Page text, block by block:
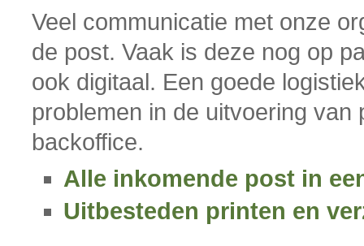
Veel communicatie met onze
de post. Vaak is deze nog op
ook digitaal. Een goede
problemen in de uitvoering van
backoffice.
Alle inkomende post in
Uitbesteden printen en